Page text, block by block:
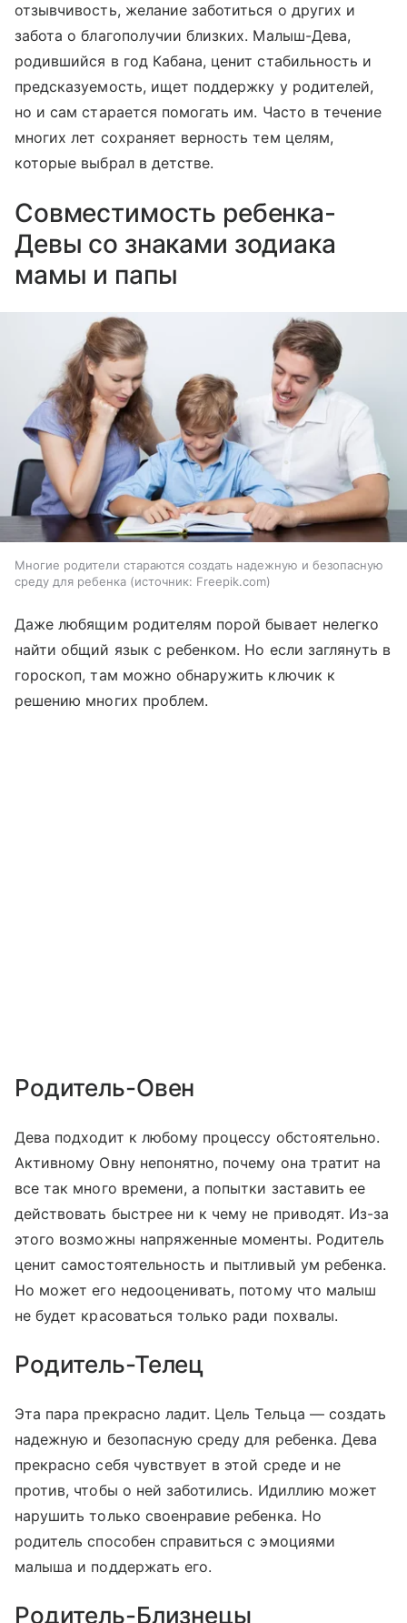
отзывчивость, желание заботиться о других и
забота о благополучии близких. Малыш-Дева,
родившийся в год Кабана, ценит стабильность и
предсказуемость, ищет поддержку у родителей,
но и сам старается помогать им. Часто в течение
многих лет сохраняет верность тем целям,
которые выбрал в детстве.
Совместимость ребенка-
Девы со знаками зодиака
мамы и папы
Многие родители стараются создать надежную и безопасную
среду для ребенка
источник: Freepik.com
Даже любящим родителям порой бывает нелегко
найти общий язык с ребенком. Но если заглянуть в
гороскоп, там можно обнаружить ключик к
решению многих проблем.
Родитель-Овен
Дева подходит к любому процессу обстоятельно.
Активному Овну непонятно, почему она тратит на
все так много времени, а попытки заставить ее
действовать быстрее ни к чему не приводят. Из-за
этого возможны напряженные моменты. Родитель
ценит самостоятельность и пытливый ум ребенка.
Но может его недооценивать, потому что малыш
не будет красоваться только ради похвалы.
Родитель-Телец
Эта пара прекрасно ладит. Цель Тельца — создать
надежную и безопасную среду для ребенка. Дева
прекрасно себя чувствует в этой среде и не
против, чтобы о ней заботились. Идиллию может
нарушить только своенравие ребенка. Но
родитель способен справиться с эмоциями
малыша и поддержать его.
Родитель-Близнецы